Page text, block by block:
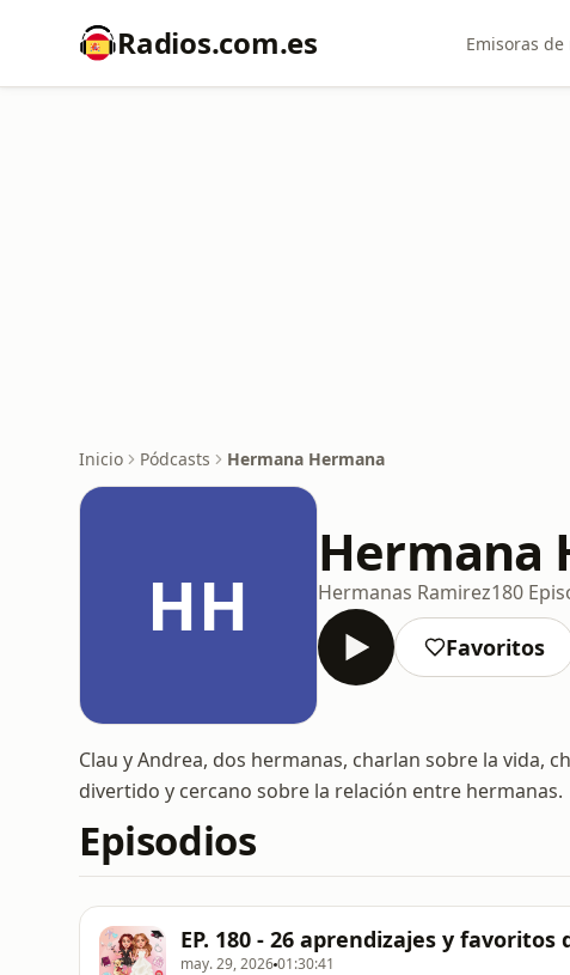
Radios.com.es Emisoras
Inicio Pódcasts Hermana Hermana
HH
Hermana
Hermanas Ramirez180
Favoritos
Clau y Andrea, dos hermanas, charlan sobre la vida,
divertido y cercano sobre la relación entre hermanas.
Episodios
EP. 180 - 26 aprendizajes y favoritos
may. 29, 202601:30:41